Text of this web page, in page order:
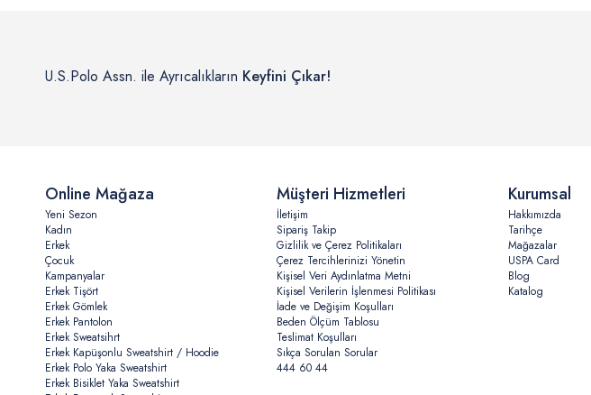
U.S.Polo Assn. ile Ayrıcalıkların Keyfini Çıkar!
Online Mağaza
Yeni Sezon
Kadın
Erkek
Çocuk
Kampanyalar
Erkek Tişört
Erkek Gömlek
Erkek Pantolon
Erkek Sweatsihrt
Erkek Kapüşonlu Sweatshirt / Hoodie
Erkek Polo Yaka Sweatshirt
Erkek Bisiklet Yaka Sweatshirt
Müşteri Hizmetleri
İletişim
Sipariş Takip
Gizlilik ve Çerez Politikaları
Çerez Tercihlerinizi Yönetin
Kişisel Veri Aydınlatma Metni
Kişisel Verilerin İşlenmesi Politikası
İade ve Değişim Koşulları
Beden Ölçüm Tablosu
Teslimat Koşulları
Sıkça Sorulan Sorular
444 60 44
Kurumsal
Hakkımızda
Tarihçe
Mağazalar
USPA Card
Blog
Katalog